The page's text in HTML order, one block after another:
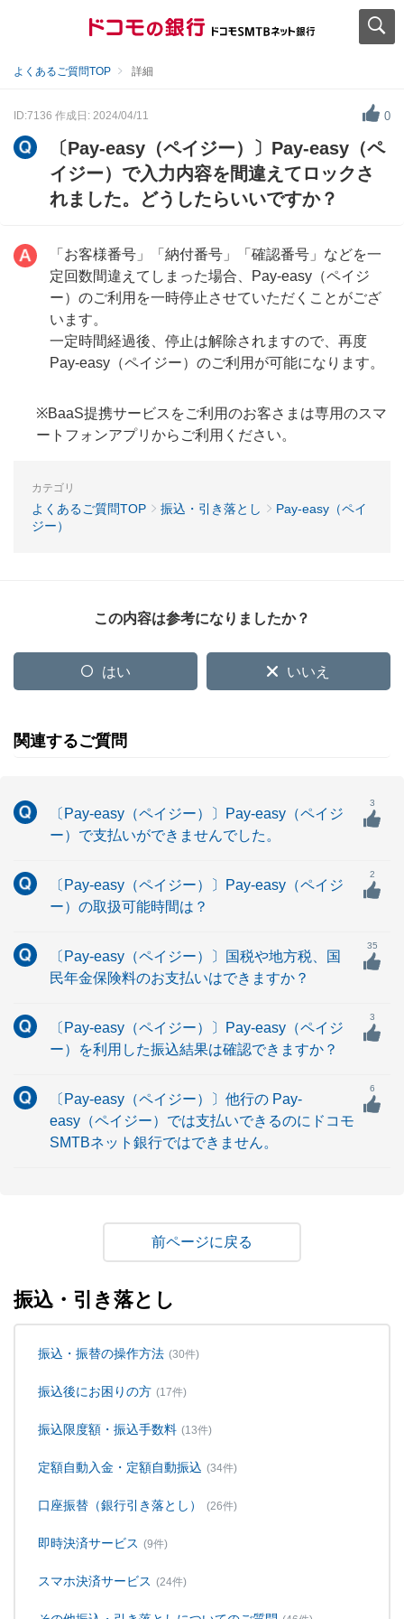
よくあるご質問TOP 詳細
ID:7136 作成日: 2024/04/11 0
〔Pay-easy（ペイジー）〕Pay-easy（ペ
イジー）で入力内容を間違えてロックさ
れました。どうしたらいいですか？
「お客様番号」「納付番号」「確認番号」などを一
定回数間違えてしまった場合、Pay-easy（ペイジ
ー）のご利用を一時停止させていただくことがござ
います。
一定時間経過後、停止は解除されますので、再度
Pay-easy（ペイジー）のご利用が可能になります。
※BaaS提携サービスをご利用のお客さまは専用のスマ
ートフォンアプリからご利用ください。
カテゴリ
よくあるご質問TOP 振込・引き落とし
Pay-easy（ペイ
ジー）
この内容は参考になりましたか？
はい いいえ
関連するご質問
〔Pay-easy（ペイジー）〕Pay-easy（ペイジ
ー）で支払いができませんでした。
3
〔Pay-easy（ペイジー）〕Pay-easy（ペイジ
ー）の取扱可能時間は？
2
〔Pay-easy（ペイジー）〕国税や地方税、国
民年金保険料のお支払いはできますか？
35
〔Pay-easy（ペイジー）〕Pay-easy（ペイジ
ー）を利用した振込結果は確認できますか？
3
〔Pay-easy（ペイジー）〕他行の Pay-
easy（ペイジー）では支払いできるのにドコモ
SMTBネット銀行ではできません。
6
戻る
振込・引き落とし
振込・振替の操作方法 (30件)
振込後にお困りの方 (17件)
振込限度額・振込手数料 (13件)
定額自動入金・定額自動振込 (34件)
口座振替（銀行引き落とし） (26件)
即時決済サービス (9件)
スマホ決済サービス (24件)